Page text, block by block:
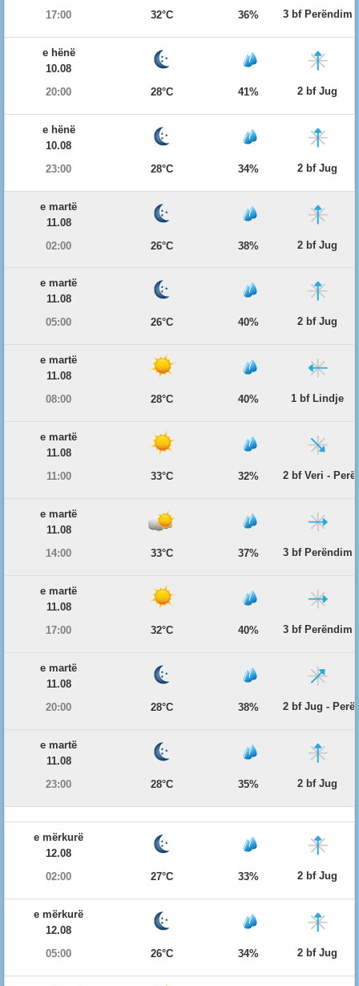
17:00 32°C 36% 3 bf Perëndim
e hënë
10.08
20:00
28°C 41% 2 bf Jug
e hënë
10.08
23:00
28°C 34% 2 bf Jug
e martë
11.08
02:00
26°C 38% 2 bf Jug
e martë
11.08
05:00
26°C 40% 2 bf Jug
e martë
11.08
08:00
28°C 40% 1 bf Lindje
e martë
11.08
11:00
33°C 32% 2 bf Veri -
e martë
11.08
14:00
33°C 37% 3 bf Perëndim
e martë
11.08
17:00
32°C 40% 3 bf Perëndim
e martë
11.08
20:00
28°C 38% 2 bf Jug -
e martë
11.08
23:00
28°C 35% 2 bf Jug
e mërkurë
12.08
02:00
27°C 33% 2 bf Jug
e mërkurë
12.08
05:00
26°C 34% 2 bf Jug